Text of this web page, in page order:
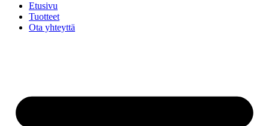
Etusivu
Tuotteet
Ota yhteyttä